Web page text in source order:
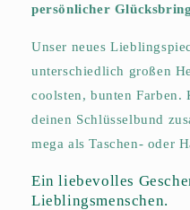
persönlicher
Unser neues
unterschiedlich großen
coolsten, bunten Farben.
deinen Schlüsselbund
mega als Taschen- oder
Ein liebevolles
Lieblingsmenschen.